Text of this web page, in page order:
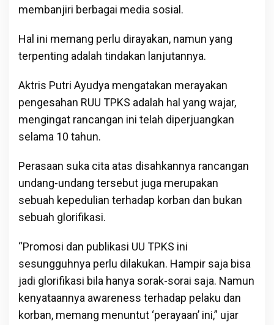
membanjiri berbagai media sosial.
Hal ini memang perlu dirayakan, namun yang
terpenting adalah tindakan lanjutannya.
Aktris Putri Ayudya mengatakan merayakan
pengesahan RUU TPKS adalah hal yang wajar,
mengingat rancangan ini telah diperjuangkan
selama 10 tahun.
Perasaan suka cita atas disahkannya rancangan
undang-undang tersebut juga merupakan
sebuah kepedulian terhadap korban dan bukan
sebuah glorifikasi.
“Promosi dan publikasi UU TPKS ini
sesungguhnya perlu dilakukan. Hampir saja bisa
jadi glorifikasi bila hanya sorak-sorai saja. Namun
kenyataannya awareness terhadap pelaku dan
korban, memang menuntut ‘perayaan’ ini,” ujar